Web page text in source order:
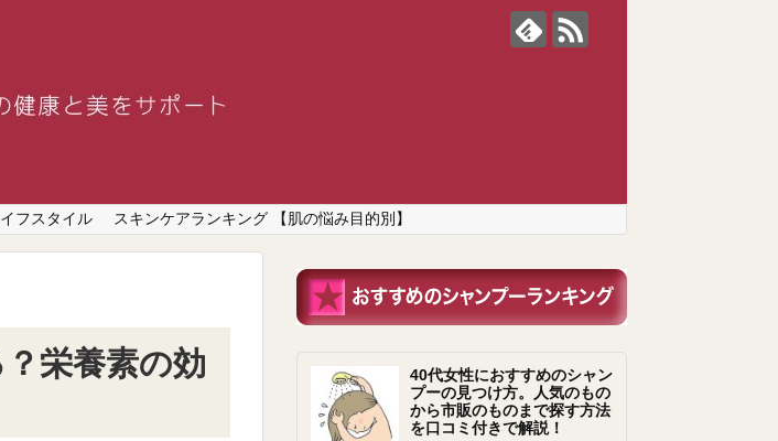
フスタイル スキンケアランキング 【肌の悩み目的別】
栄養素の効
40代女性におすすめのシャン
プーの見つけ方。人気のもの
から市販のものまで探す方法
を口コミ付きで解説！